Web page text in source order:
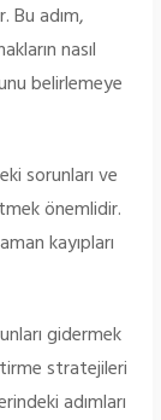
Bu adım,
nasıl
belirlemeye
sorunları ve
önemlidir.
kayıpları
gidermek
stratejileri
adımları